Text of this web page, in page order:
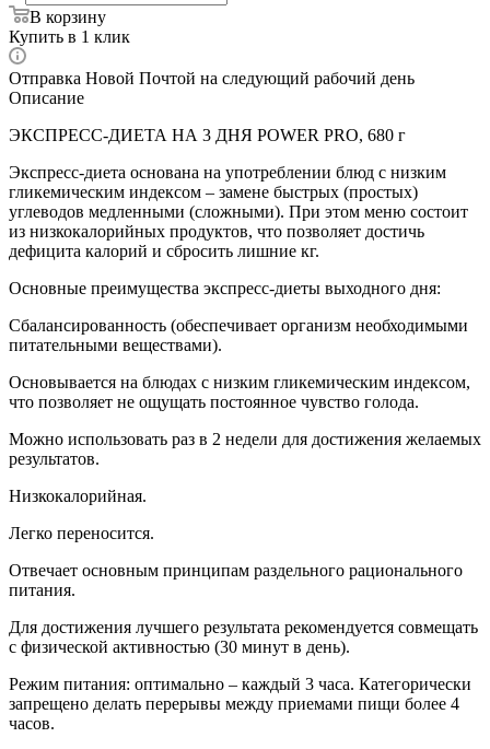
В корзину
Купить в 1 клик
Отправка Новой Почтой на следующий рабочий день
Описание
ЭКСПРЕСС-ДИЕТА НА 3 ДНЯ POWER PRO, 680 г
Экспресс-диета основана на употреблении блюд с низким
гликемическим индексом – замене быстрых (простых)
углеводов медленными (сложными). При этом меню состоит
из низкокалорийных продуктов, что позволяет достичь
дефицита калорий и сбросить лишние кг.
Основные преимущества экспресс-диеты выходного дня:
Сбалансированность (обеспечивает организм необходимыми
питательными веществами).
Основывается на блюдах с низким гликемическим индексом,
что позволяет не ощущать постоянное чувство голода.
Можно использовать раз в 2 недели для достижения желаемых
результатов.
Низкокалорийная.
Легко переносится.
Отвечает основным принципам раздельного рационального
питания.
Для достижения лучшего результата рекомендуется совмещать
с физической активностью (30 минут в день).
Режим питания: оптимально – каждый 3 часа. Категорически
запрещено делать перерывы между приемами пищи более 4
часов.